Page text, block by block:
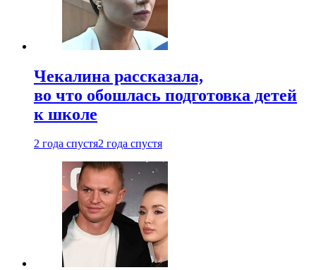
Чекалина рассказала,
во что обошлась подготовка детей
к школе
2 года спустя2 года спустя